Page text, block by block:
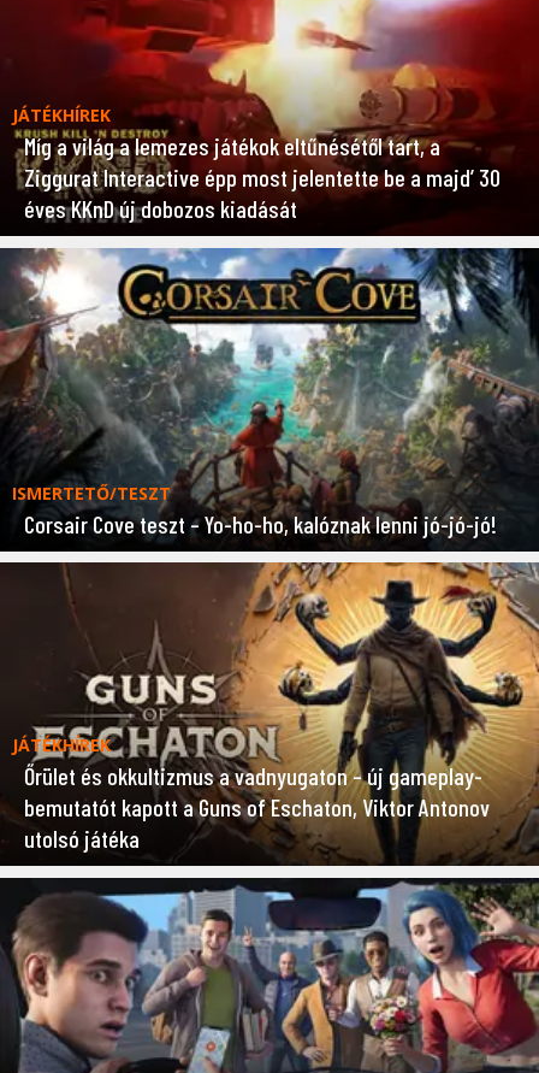
JÁTÉKHÍREK
Míg a világ a lemezes játékok eltűnésétől tart, a
Ziggurat Interactive épp most jelentette be a majd’ 30
éves KKnD új dobozos kiadását
ISMERTETŐ/TESZT
Corsair Cove teszt – Yo-ho-ho, kalóznak lenni jó-jó-jó!
JÁTÉKHÍREK
Őrület és okkultizmus a vadnyugaton – új gameplay-
bemutatót kapott a Guns of Eschaton, Viktor Antonov
utolsó játéka